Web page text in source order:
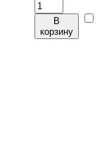
В
корзину